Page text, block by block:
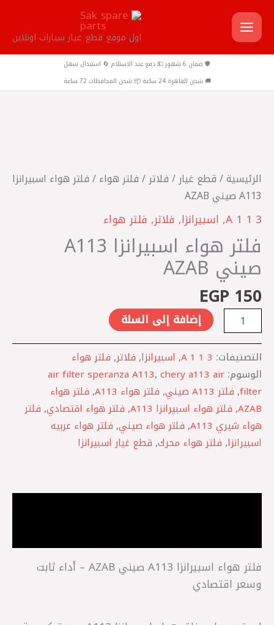
تخطي
إلى
المحتوى
اول موقع قطع غيار سيارات اونلاين
🛡️ ضمان 6 شهور 💵 دفع عند الاستلام 🔄 استبدال سهل
🚚 شحن القاهرة 24 ساعة 📦 شحن المحافظات 72 ساعة
الرئيسية/ قطع غيار/ فلاتر/ فلتر هواء / فلتر هواء اسبيرانزا
A113 صيني AZAB
A 1 1 3
, اسبيرانزا, فلاتر, فلتر هواء
فلتر هواء اسبيرانزا A113
صيني AZAB
EGP 150
هواء
اسبيرانزا
صيني
AZAB
إضافة إلى السلة
التصنيفات: A 1 1 3
, اسبيرانزا, فلاتر, فلتر هواء
الوسوم:
air filter speranza A113, chery a113 air
filter
, فلتر A113 صيني , فلتر هواء A113 , فلتر هواء
AZAB
, فلتر هواء اسبيرانزا A113 , فلتر هواء اقتصادي, فلتر
هواء شيري A113
, فلتر هواء صيني, فلتر هواء عربيه
اسبيرانزا, فلتر هواء محرك, قطع غيار اسبيرانزا
فلتر هواء اسبيرانزا A113 صيني AZAB – أداء ثابت
وسعر اقتصادي